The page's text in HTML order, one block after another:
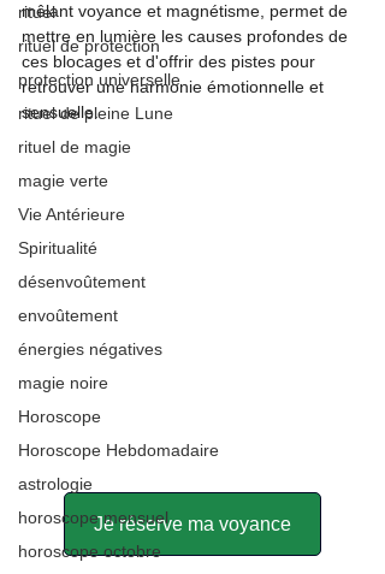
rituel
rituel de protection
protection universelle
rituel de pleine Lune
rituel de magie
magie verte
Vie Antérieure
Spiritualité
désenvoûtement
envoûtement
énergies négatives
magie noire
Horoscope
Horoscope Hebdomadaire
astrologie
horoscope mensuel
horoscope octobre
mêlant voyance et magnétisme, permet de
mettre en lumière les causes profondes de
ces blocages et d'offrir des pistes pour
retrouver une harmonie émotionnelle et
sensuelle.
Je réserve ma voyance